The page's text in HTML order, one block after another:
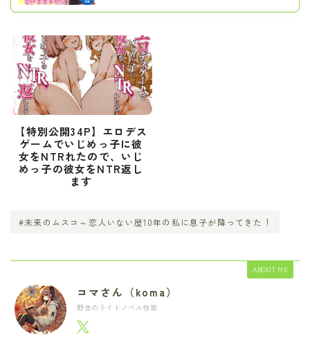
【特別公開34P】エロデス
ゲームでいじめっ子に彼
女をNTRれたので、いじ
めっ子の彼女をNTR返し
ます
#未来のムスコ～恋人いない歴10年の私に息子が降ってきた！
ABOUT ME
コマさん（koma）
野生のライトノベル作家